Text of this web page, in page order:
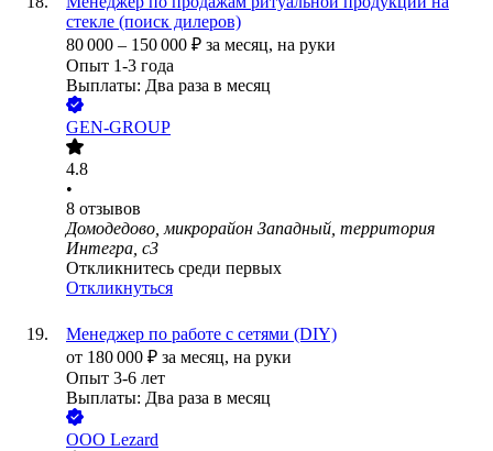
стекле (поиск дилеров)
80 000 – 150 000 ₽ за месяц, на руки
Опыт 1-3 года
Выплаты: Два раза в месяц
GEN-GROUP
4.8
•
8 отзывов
Домодедово, микрорайон Западный, территория
Интегра, с3
Откликнитесь среди первых
Откликнуться
Менеджер по работе с сетями (DIY)
от 180 000 ₽ за месяц, на руки
Опыт 3-6 лет
Выплаты: Два раза в месяц
ООО Lezard